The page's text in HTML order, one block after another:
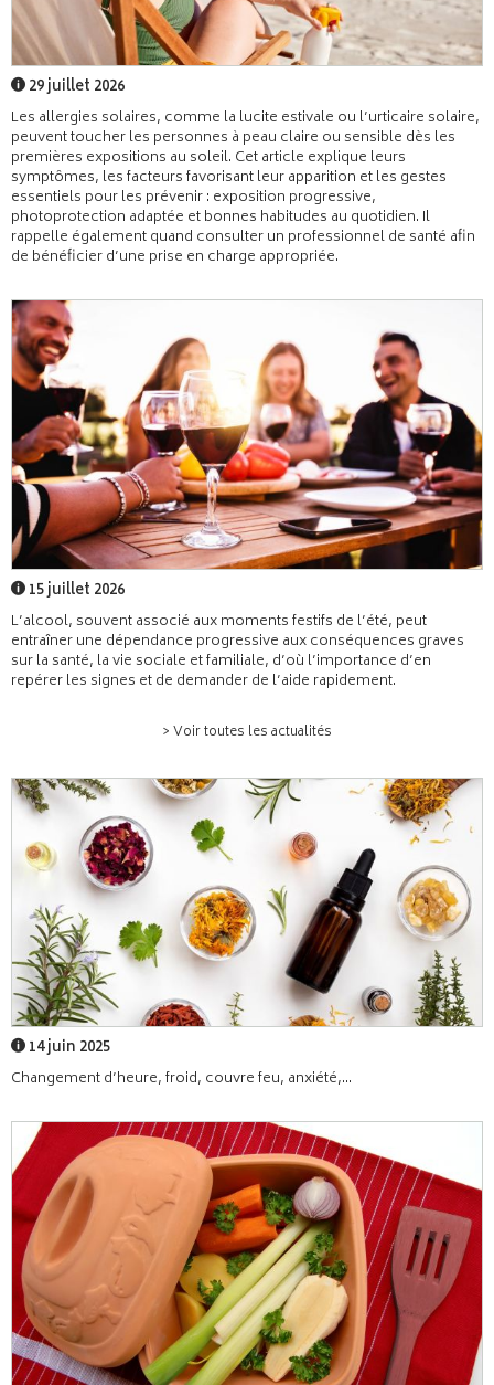
29 juillet 2026
Les allergies solaires, comme la lucite estivale ou l’urticaire solaire,
peuvent toucher les personnes à peau claire ou sensible dès les
premières expositions au soleil. Cet article explique leurs
symptômes, les facteurs favorisant leur apparition et les gestes
essentiels pour les prévenir : exposition progressive,
photoprotection adaptée et bonnes habitudes au quotidien. Il
rappelle également quand consulter un professionnel de santé afin
de bénéficier d’une prise en charge appropriée.
15 juillet 2026
L’alcool, souvent associé aux moments festifs de l’été, peut
entraîner une dépendance progressive aux conséquences graves
sur la santé, la vie sociale et familiale, d’où l’importance d’en
repérer les signes et de demander de l’aide rapidement.
> Voir toutes les actualités
14 juin 2025
Changement d’heure, froid, couvre feu, anxiété,...